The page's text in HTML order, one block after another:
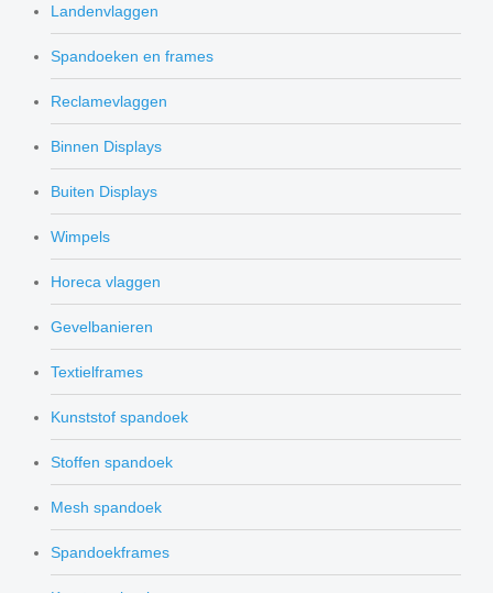
Landenvlaggen
Spandoeken en frames
Reclamevlaggen
Binnen Displays
Buiten Displays
Wimpels
Horeca vlaggen
Gevelbanieren
Textielframes
Kunststof spandoek
Stoffen spandoek
Mesh spandoek
Spandoekframes